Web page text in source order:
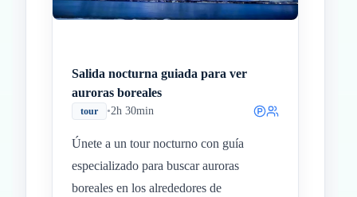
Salida nocturna guiada para ver
auroras boreales
tour •2h 30min
Únete a un tour nocturno con guía
especializado para buscar auroras
boreales en los alrededores de